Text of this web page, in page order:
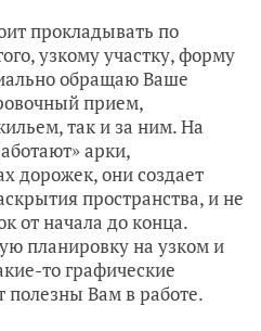
прокладывать по
узкому участку, форму
обращаю Ваше
прием,
так и за ним. На
арки,
дорожек, они создает
пространства, и не
от начала до конца.
планировку на узком и
то графические
Вам в работе.